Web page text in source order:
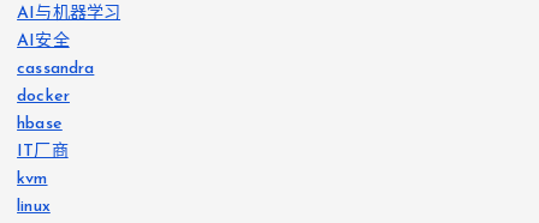
AI与机器学习
AI安全
cassandra
docker
hbase
IT厂商
kvm
linux